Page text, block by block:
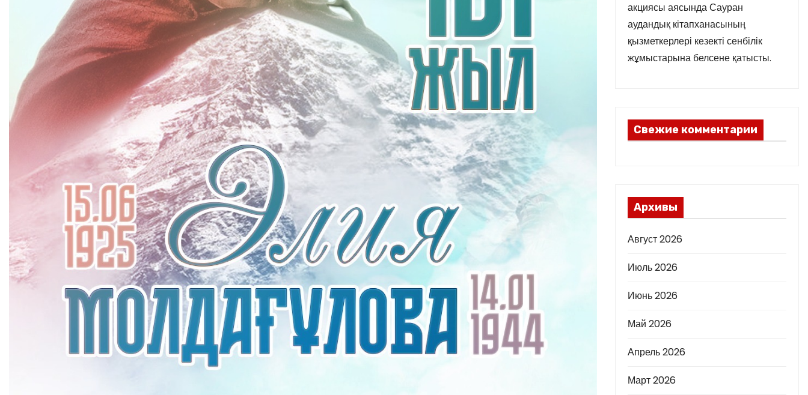
акциясы аясында Сауран
аудандық кітапханасының
қызметкерлері кезекті сенбілік
жұмыстарына белсене қатысты.
Свежие комментарии
Архивы
Август 2026
Июль 2026
Июнь 2026
Май 2026
Апрель 2026
Март 2026